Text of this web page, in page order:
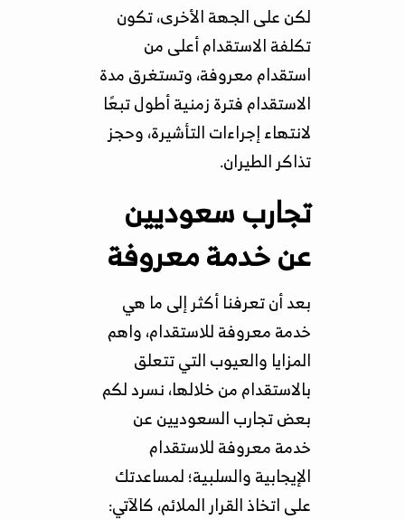
لكن على الجهة الأخرى، تكون
تكلفة الاستقدام أعلى من
استقدام معروفة، وتستغرق مدة
الاستقدام فترة زمنية أطول تبعًا
لانتهاء إجراءات التأشيرة، وحجز
تذاكر الطيران.
تجارب سعوديين
عن خدمة معروفة
بعد أن تعرفنا أكثر إلى ما هي
خدمة معروفة للاستقدام، واهم
المزايا والعيوب التي تتعلق
بالاستقدام من خلالها، نسرد لكم
بعض تجارب السعوديين عن
خدمة معروفة للاستقدام
الإيجابية والسلبية؛ لمساعدتك
على اتخاذ القرار الملائم، كالآتي: